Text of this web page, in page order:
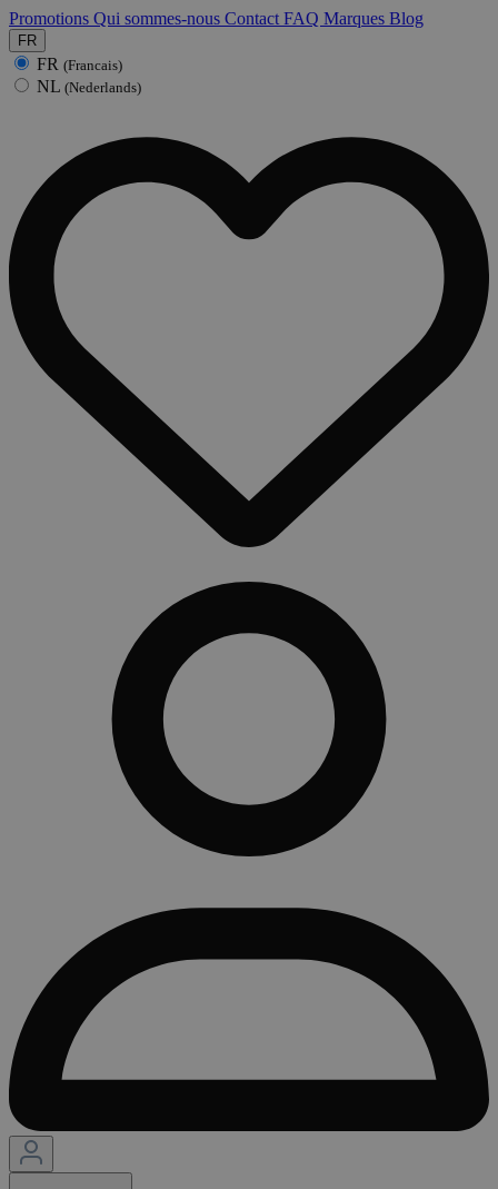
Promotions Qui sommes-nous Contact FAQ Marques Blog
FR
FR (Francais)
NL (Nederlands)